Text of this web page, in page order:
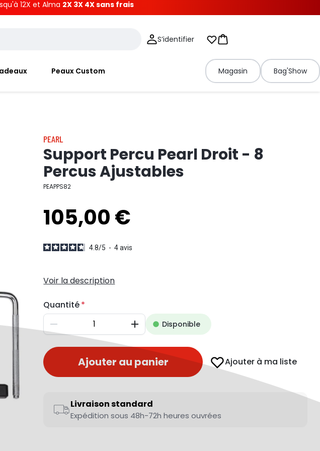
12X et Alma 2X 3X 4X sans frais
S’identifier Mes listes d'envies
Panier
Peaux Custom Magasin Bag'Show
PEARL
Support Percu Pearl Droit - 8
Percus Ajustables
PEAPPS82
105,00 €
4.8/5 - 4avis
Voir la description
Quantité
Diminuer AugmenterDisponible
Ajouter au panier Ajouter à ma liste
Livraison standard
Expédition sous 48h-72h heures ouvrées